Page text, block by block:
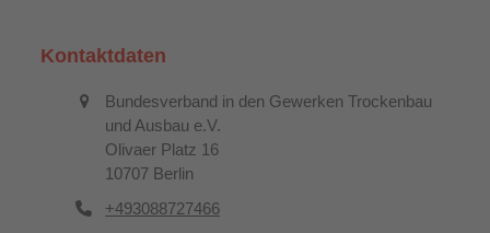
Kontaktdaten
Bundesverband in den Gewerken Trockenbau
und Ausbau e.V.
Olivaer Platz 16
10707 Berlin
+493088727466